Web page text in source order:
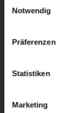
Notwendig
Präferenzen
Statistiken
Marketing
Stadtmarketing
Kulturring